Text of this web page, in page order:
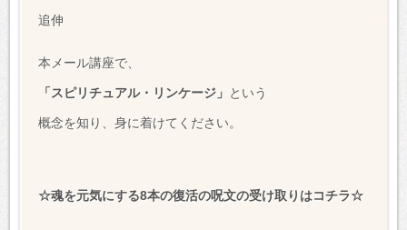
追伸
本メール講座で、
「スピリチュアル・リンケージ」 という
概念を知り、身に着けてください。
☆魂を元気にする8本の復活の呪文の受け取りはコチラ☆